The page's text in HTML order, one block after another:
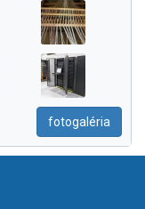
fotogaléria